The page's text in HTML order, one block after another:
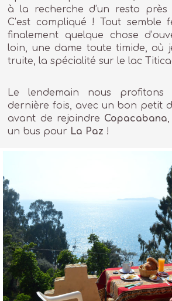
à la recherche d’un resto
C’est compliqué ! Tout semble
finalement quelque chose
loin, une dame toute timide, où
truite, la spécialité sur le lac
Le lendemain nous
dernière fois, avec un bon petit
avant de rejoindre Copacabana
un bus pour La Paz !